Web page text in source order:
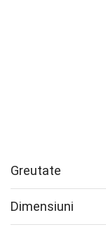
Greutate
Dimensiuni